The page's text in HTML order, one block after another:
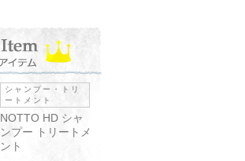
シャンプー・トリ
ートメント
NOTTO HD シャ
ンプー トリートメ
ント